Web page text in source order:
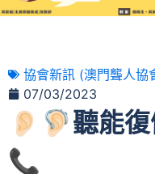
協會新訊 (澳門聾人協
07/03/2023
👂🏻🦻🏻聽
📞